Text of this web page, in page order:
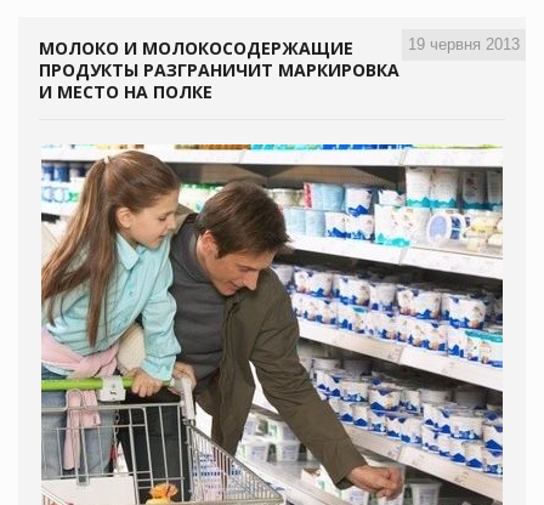
19 червня 2013
МОЛОКО И МОЛОКОСОДЕРЖАЩИЕ
ПРОДУКТЫ РАЗГРАНИЧИТ МАРКИРОВКА
И МЕСТО НА ПОЛКЕ